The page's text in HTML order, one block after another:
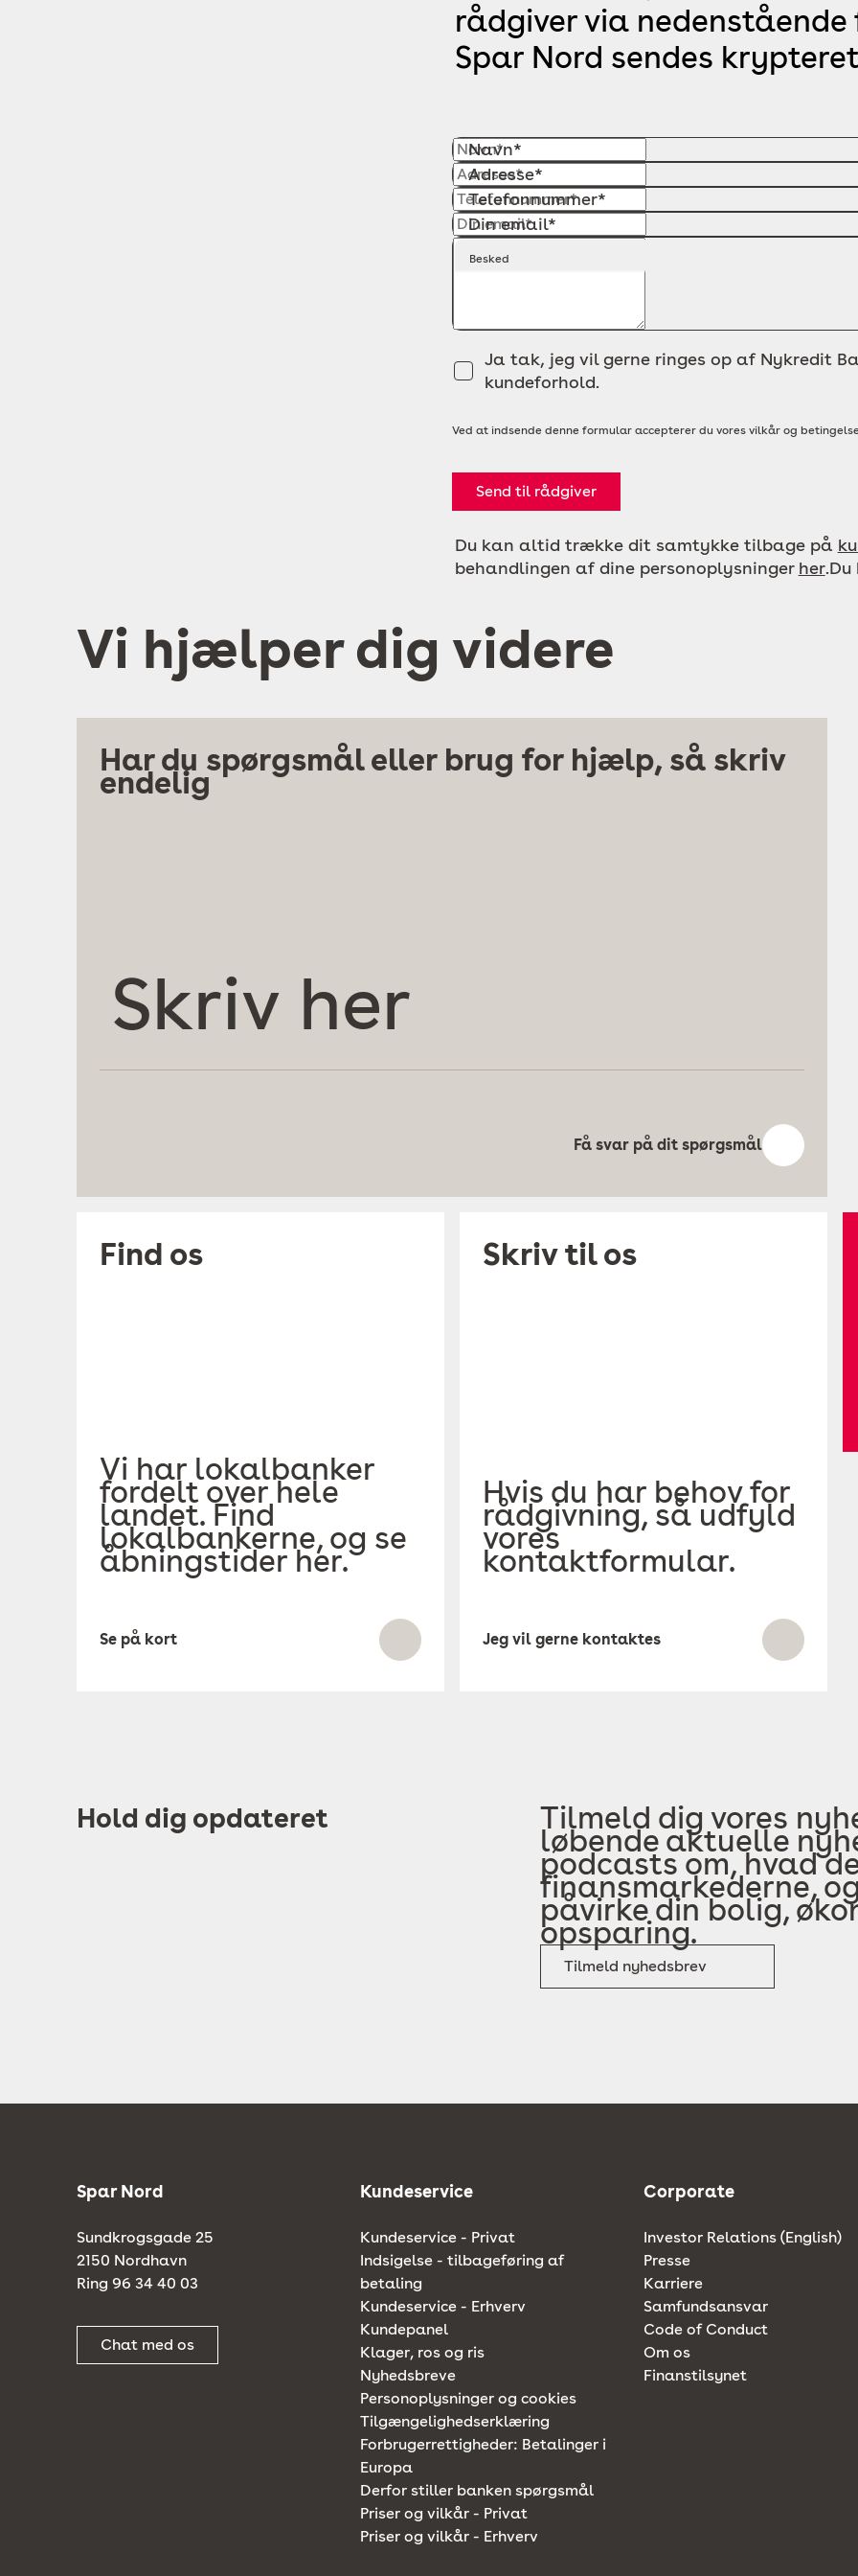
rådgiver via
Spar Nord sendes
Navn*
Adresse*
Telefonnummer*
Din email*
Besked
Ja tak, jeg vil gerne ringes op af Nykredit
kundeforhold.
Ved at indsende denne formular accepterer du vores vilkår og
Send til rådgiver
Du kan altid trække dit samtykke tilbage på
behandlingen af dine personoplysninger her
Vi hjælper dig videre
Har du spørgsmål eller brug for hjælp, så skriv
endelig
Få svar på dit spørgsmål
Find os
Vi har lokalbanker
fordelt over hele
landet. Find
lokalbankerne, og se
åbningstider her.
Se på kort
Skriv til os
Hvis du har behov for
rådgivning, så udfyld
vores
kontaktformular.
Jeg vil gerne kontaktes
Hold dig opdateret Tilmeld dig vores
løbende aktuelle
podcasts om, hvad
finansmarkederne,
påvirke din bolig,
opsparing.
Tilmeld nyhedsbrev
Spar Nord
Sundkrogsgade 25
2150 Nordhavn
Ring 96 34 40 03
Chat med os
Kundeservice
Kundeservice - Privat
Indsigelse - tilbageføring af
betaling
Kundeservice - Erhverv
Kundepanel
Klager, ros og ris
Nyhedsbreve
Personoplysninger og cookies
Tilgængelighedserklæring
Forbrugerrettigheder: Betalinger i
Europa
Derfor stiller banken spørgsmål
Priser og vilkår - Privat
Priser og vilkår - Erhverv
Corporate
Investor Relations (English)
Presse
Karriere
Samfundsansvar
Code of Conduct
Om os
Finanstilsynet